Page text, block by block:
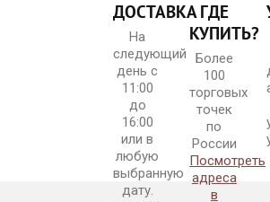
ДОСТАВКА
На
следующий
день с
11:00
до
16:00
или в
любую
выбранную
дату.
ГДЕ
КУПИТЬ?
Более
100
торговых
точек
по
России
Посмотреть
адреса
в